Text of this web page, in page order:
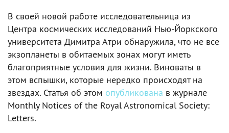
В своей новой работе исследовательница из
Центра космических исследований Нью-Йоркского
университета Димитра Атри обнаружила, что не все
экзопланеты в обитаемых зонах могут иметь
благоприятные условия для жизни. Виноваты в
этом вспышки, которые нередко происходят на
звездах. Статья об этом опубликована в журнале
Monthly Notices of the Royal Astronomical Society:
Letters.